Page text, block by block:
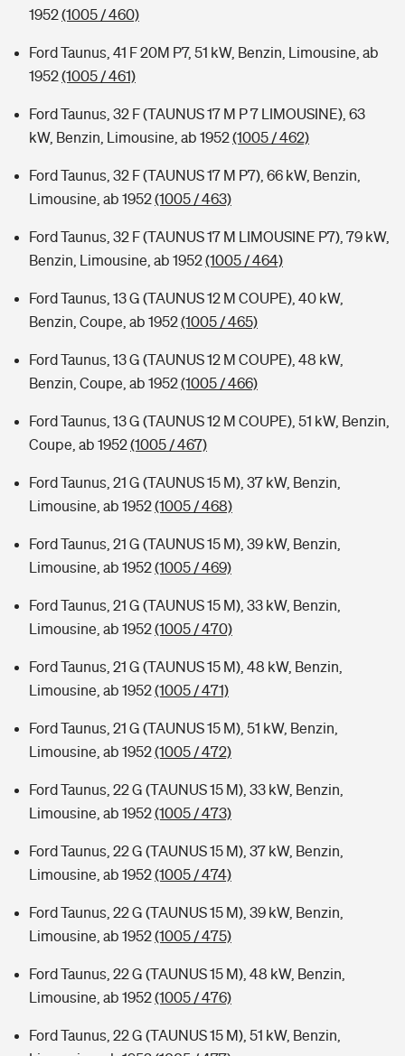
1952(1005 / 460)
Ford Taunus, 41 F 20M P7, 51 kW, Benzin, Limousine, ab
1952(1005 / 461)
Ford Taunus, 32 F (TAUNUS 17 M P 7 LIMOUSINE), 63
kW, Benzin, Limousine, ab 1952(1005 / 462)
Ford Taunus, 32 F (TAUNUS 17 M P7), 66 kW, Benzin,
Limousine, ab 1952(1005 / 463)
Ford Taunus, 32 F (TAUNUS 17 M LIMOUSINE P7), 79 kW,
Benzin, Limousine, ab 1952(1005 / 464)
Ford Taunus, 13 G (TAUNUS 12 M COUPE), 40 kW,
Benzin, Coupe, ab 1952(1005 / 465)
Ford Taunus, 13 G (TAUNUS 12 M COUPE), 48 kW,
Benzin, Coupe, ab 1952(1005 / 466)
Ford Taunus, 13 G (TAUNUS 12 M COUPE), 51 kW, Benzin,
Coupe, ab 1952(1005 / 467)
Ford Taunus, 21 G (TAUNUS 15 M), 37 kW, Benzin,
Limousine, ab 1952(1005 / 468)
Ford Taunus, 21 G (TAUNUS 15 M), 39 kW, Benzin,
Limousine, ab 1952(1005 / 469)
Ford Taunus, 21 G (TAUNUS 15 M), 33 kW, Benzin,
Limousine, ab 1952(1005 / 470)
Ford Taunus, 21 G (TAUNUS 15 M), 48 kW, Benzin,
Limousine, ab 1952(1005 / 471)
Ford Taunus, 21 G (TAUNUS 15 M), 51 kW, Benzin,
Limousine, ab 1952(1005 / 472)
Ford Taunus, 22 G (TAUNUS 15 M), 33 kW, Benzin,
Limousine, ab 1952(1005 / 473)
Ford Taunus, 22 G (TAUNUS 15 M), 37 kW, Benzin,
Limousine, ab 1952(1005 / 474)
Ford Taunus, 22 G (TAUNUS 15 M), 39 kW, Benzin,
Limousine, ab 1952(1005 / 475)
Ford Taunus, 22 G (TAUNUS 15 M), 48 kW, Benzin,
Limousine, ab 1952(1005 / 476)
Ford Taunus, 22 G (TAUNUS 15 M), 51 kW, Benzin,